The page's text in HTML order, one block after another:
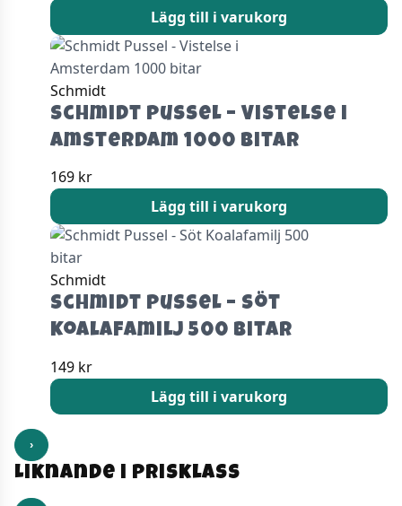
Lägg till i varukorg
Schmidt
Schmidt Pussel – Vistelse i
Amsterdam 1000 bitar
169 kr
Lägg till i varukorg
Schmidt
Schmidt Pussel – Söt
Koalafamilj 500 bitar
149 kr
Lägg till i varukorg
›
Liknande i prisklass